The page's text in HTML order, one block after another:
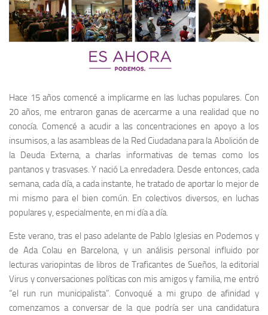
Hace 15 años comencé a implicarme en las luchas populares. Con
20 años, me entraron ganas de acercarme a una realidad que no
conocía. Comencé a acudir a las concentraciones en apoyo a los
insumisos, a las asambleas de la Red Ciudadana para la Abolición de
la Deuda Externa, a charlas informativas de temas como los
pantanos y trasvases. Y nació La enredadera. Desde entonces, cada
semana, cada día, a cada instante, he tratado de aportar lo mejor de
mi mismo para el bien común. En colectivos diversos, en luchas
populares y, especialmente, en mi día a día.
Este verano, tras el paso adelante de Pablo Iglesias en Podemos y
de Ada Colau en Barcelona, y un análisis personal influido por
lecturas variopintas de libros de Traficantes de Sueños, la editorial
Virus y conversaciones políticas con mis amigos y familia, me entró
“el run run municipalista”. Convoqué a mi grupo de afinidad y
comenzamos a conversar de la que podría ser una candidatura